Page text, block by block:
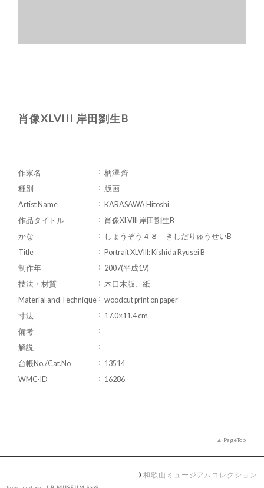
肖像XLVIII 岸田劉生B
作家名
柄澤 齊
種別
版画
Artist Name
KARASAWA Hitoshi
作品タイトル
肖像XLVIII 岸田劉生B
かな
しょうぞう４８ きしだりゅうせいB
Title
Portrait XLVIII: Kishida Ryusei B
制作年
2007(平成19)
技法・材質
木口木版、紙
Material and Technique
woodcut print on paper
寸法
17.0×11.4 cm
備考
解説
台帳No./Cat.No
13514
WMC-ID
16286
PageTop
和歌山ミュージアムコレクション